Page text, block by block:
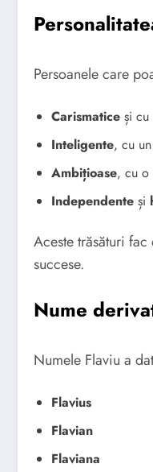
Persoanele care
Carismatice și cu
Inteligente, cu un
Ambițioase, cu o
Independente și
Aceste trăsături
succese.
Nume
Numele Flaviu a
Flavius
Flavian
Flaviana